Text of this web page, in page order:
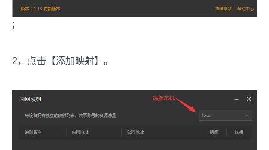
;
2，点击【添加映射】。